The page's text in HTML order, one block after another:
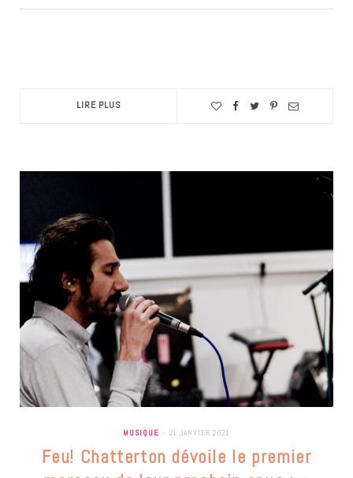
LIRE PLUS
MUSIQUE 21 JANVIER 2021
Feu! Chatterton dévoile le premier